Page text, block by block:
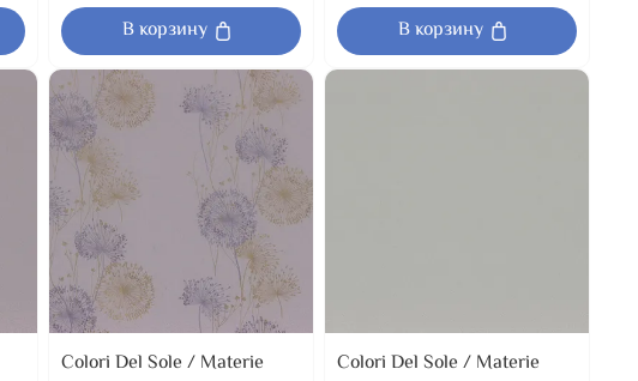
В корзину
В корзину
Colori Del Sole / Materie
Colori Del Sole / Materie